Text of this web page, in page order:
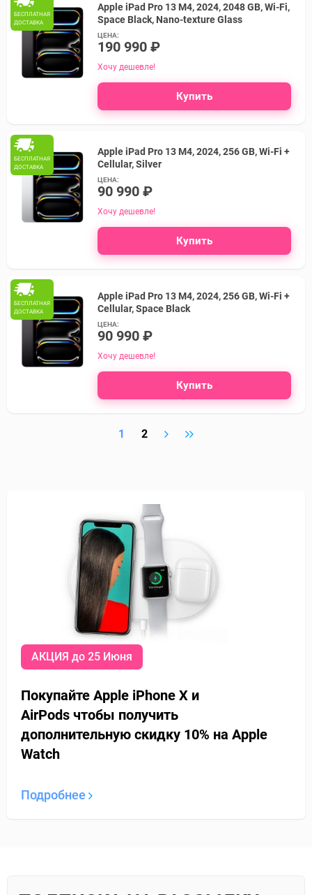
БЕСПЛАТНАЯ
ДОСТАВКА
Apple iPad Pro 13 M4, 2024, 2048 GB, Wi-Fi,
Space Black, Nano-texture Glass
ЦЕНА:
190 990 ₽
Хочу дешевле!
Купить
БЕСПЛАТНАЯ
ДОСТАВКА
Apple iPad Pro 13 M4, 2024, 256 GB, Wi-Fi +
Cellular, Silver
ЦЕНА:
90 990 ₽
Хочу дешевле!
Купить
БЕСПЛАТНАЯ
ДОСТАВКА
Apple iPad Pro 13 M4, 2024, 256 GB, Wi-Fi +
Cellular, Space Black
ЦЕНА:
90 990 ₽
Хочу дешевле!
Купить
1 2
АКЦИЯ до 25 Июня
Покупайте Apple iPhone X и
AirPods чтобы получить
дополнительную скидку 10% на Apple
Watch
Подробнее